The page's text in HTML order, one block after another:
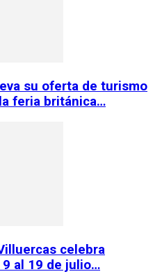
su oferta de turismo
feria británica…
celebra
al 19 de julio…